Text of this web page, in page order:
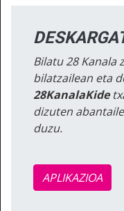
Bilatu 28 Kanala
bilatzailean eta
28KanalaKide
dizuten
duzu.
APLIKAZIOA